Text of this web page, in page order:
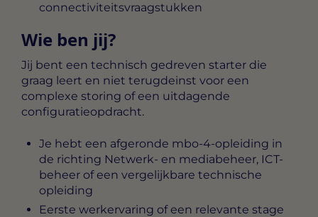
connectiviteitsvraagstukken
Wie ben jij?
Jij bent een technisch gedreven starter die
graag leert en niet terugdeinst voor een
complexe storing of een uitdagende
configuratieopdracht.
Je hebt een afgeronde mbo-4-opleiding in
de richting Netwerk- en mediabeheer, ICT-
beheer of een vergelijkbare technische
opleiding
Eerste werkervaring of een relevante stage